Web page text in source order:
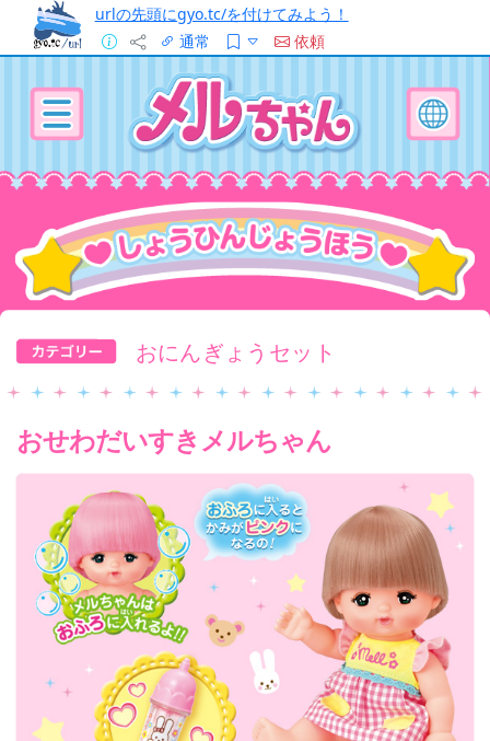
urlの先頭にgyo.tc/を付けてみよう！
通常
依頼